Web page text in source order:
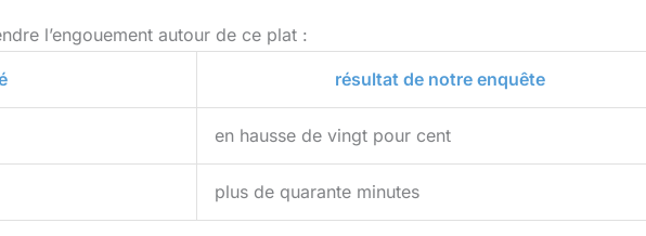
l’engouement autour de ce plat :
résultat de notre enquête
en hausse de vingt pour cent
plus de quarante minutes